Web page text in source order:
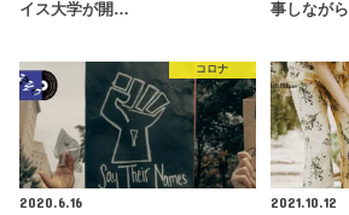
イス大学が開…
事しなが
コロナ
2020.6.16
2021.10.12